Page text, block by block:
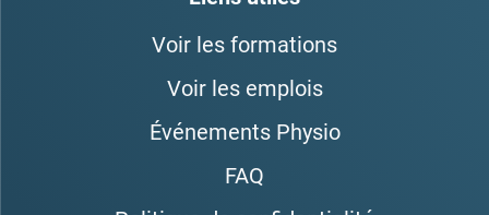
Voir les formations
Voir les emplois
Événements Physio
FAQ